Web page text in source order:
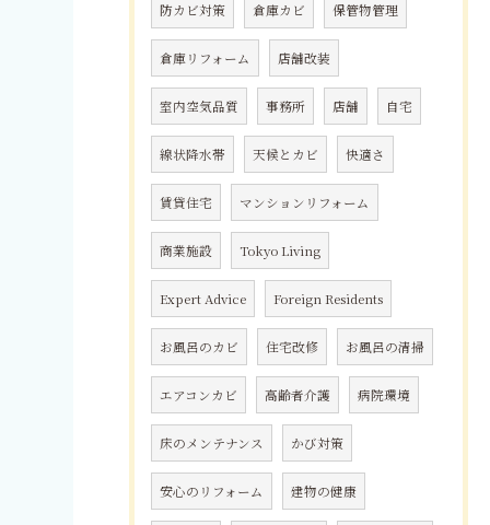
防カビ対策 倉庫カビ 保管物管理
倉庫リフォーム 店舗改装
室内空気品質 事務所 店舗 自宅
線状降水帯 天候とカビ 快適さ
賃貸住宅 マンションリフォーム
商業施設 Tokyo Living
Expert Advice Foreign Residents
お風呂のカビ 住宅改修 お風呂の清掃
エアコンカビ 高齢者介護 病院環境
床のメンテナンス かび対策
安心のリフォーム 建物の健康